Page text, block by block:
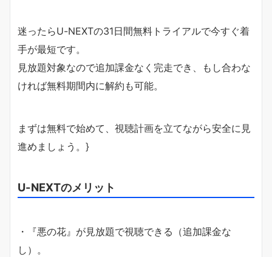
迷ったらU-NEXTの31日間無料トライアルで今すぐ着
手が最短です。
見放題対象なので追加課金なく完走でき、もし合わな
ければ無料期間内に解約も可能。
まずは無料で始めて、視聴計画を立てながら安全に見
進めましょう。}
U-NEXTのメリット
・『悪の花』が見放題で視聴できる（追加課金な
し）。